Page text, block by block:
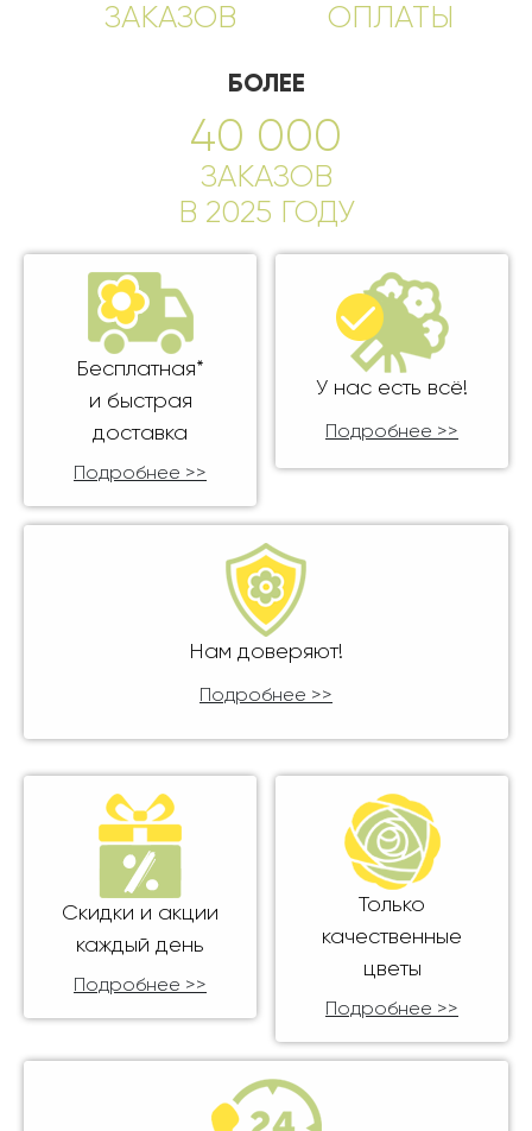
ЗАКАЗОВ
ОПЛАТЫ
БОЛЕЕ
40 000
ЗАКАЗОВ
В 2025 ГОДУ
Бесплатная*
и быстрая
доставка
Подробнее >>
У нас есть всё!
Подробнее >>
Нам доверяют!
Подробнее >>
Скидки и акции
каждый день
Подробнее >>
Только
качественные
цветы
Подробнее >>